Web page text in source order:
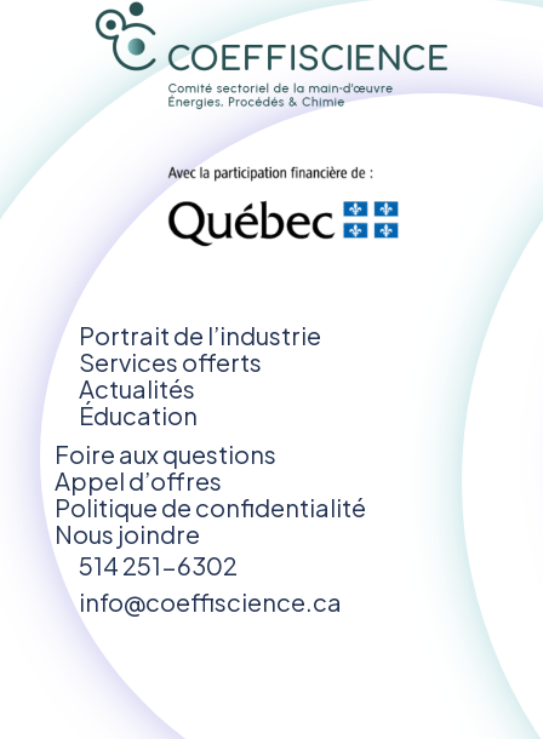
Portrait de l’industrie
Services offerts
Actualités
Éducation
Foire aux questions
Appel d’offres
Politique de confidentialité
Nous joindre
514 251-6302
info@coeffiscience.ca